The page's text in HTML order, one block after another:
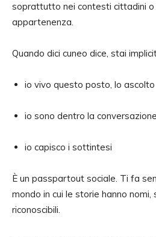
soprattutto nei contesti cittadini o
appartenenza.
Quando dici cuneo dice, stai
io vivo questo posto, lo ascolto
io sono dentro la conversazione
io capisco i sottintesi
È un passpartout sociale. Ti fa
mondo in cui le storie hanno nomi,
riconoscibili.